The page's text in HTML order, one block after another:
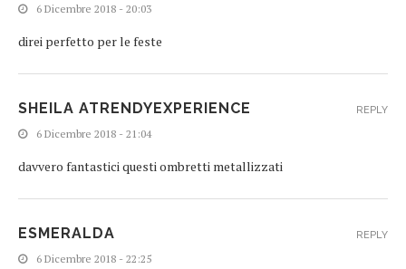
6 Dicembre 2018 - 20:03
direi perfetto per le feste
SHEILA ATRENDYEXPERIENCE
6 Dicembre 2018 - 21:04
davvero fantastici questi ombretti metallizzati
REPLY
ESMERALDA
6 Dicembre 2018 - 22:25
REPLY